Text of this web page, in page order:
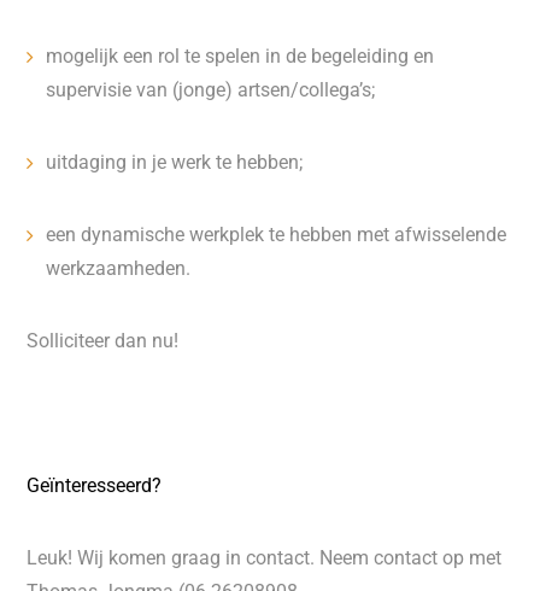
mogelijk een rol te spelen in de begeleiding en
supervisie van (jonge) artsen/collega’s;
uitdaging in je werk te hebben;
een dynamische werkplek te hebben met afwisselende
werkzaamheden.
Solliciteer dan nu!
Geïnteresseerd?
Leuk! Wij komen graag in contact. Neem contact op met